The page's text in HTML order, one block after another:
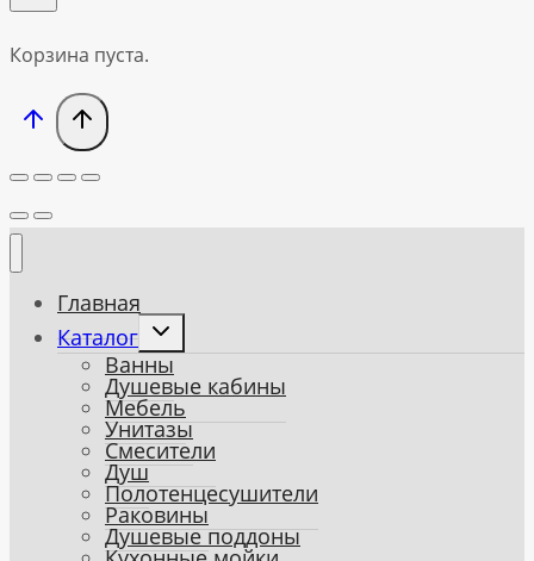
Корзина пуста.
Главная
Каталог
Toggle
menu
Ванны
Душевые кабины
Мебель
Унитазы
Смесители
Душ
Полотенцесушители
Раковины
Душевые поддоны